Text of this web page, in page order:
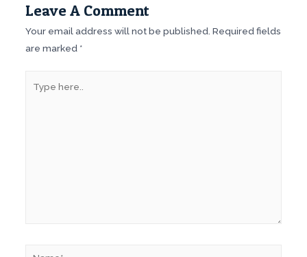
Leave A Comment
Your email address will not be published. Required fields
are marked *